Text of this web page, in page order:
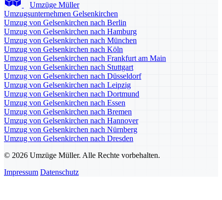
Umzüge Müller
Umzugsunternehmen Gelsenkirchen
Umzug von Gelsenkirchen nach Berlin
Umzug von Gelsenkirchen nach Hamburg
Umzug von Gelsenkirchen nach München
Umzug von Gelsenkirchen nach Köln
Umzug von Gelsenkirchen nach Frankfurt am Main
Umzug von Gelsenkirchen nach Stuttgart
Umzug von Gelsenkirchen nach Düsseldorf
Umzug von Gelsenkirchen nach Leipzig
Umzug von Gelsenkirchen nach Dortmund
Umzug von Gelsenkirchen nach Essen
Umzug von Gelsenkirchen nach Bremen
Umzug von Gelsenkirchen nach Hannover
Umzug von Gelsenkirchen nach Nürnberg
Umzug von Gelsenkirchen nach Dresden
© 2026 Umzüge Müller. Alle Rechte vorbehalten.
Impressum Datenschutz